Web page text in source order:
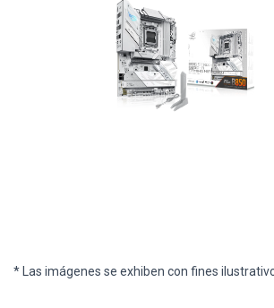
* Las imágenes se exhiben con fines